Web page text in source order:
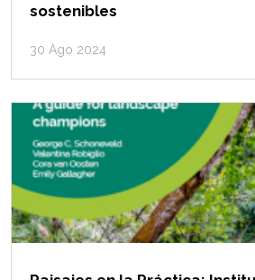
sostenibles
30 Ago 2024